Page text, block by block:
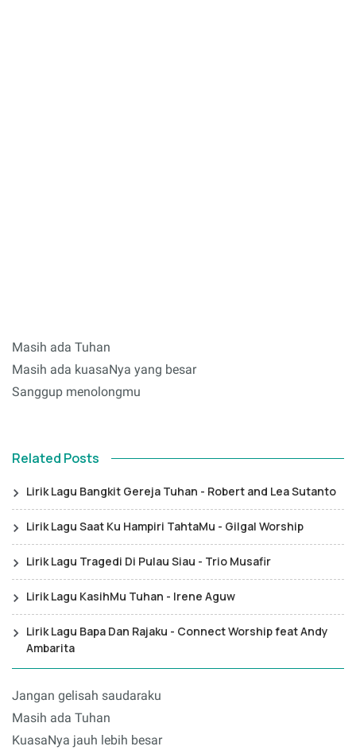
Masih ada Tuhan
Masih ada kuasaNya yang besar
Sanggup menolongmu
Related Posts
Lirik Lagu Bangkit Gereja Tuhan - Robert and Lea Sutanto
Lirik Lagu Saat Ku Hampiri TahtaMu - Gilgal Worship
Lirik Lagu Tragedi Di Pulau Siau - Trio Musafir
Lirik Lagu KasihMu Tuhan - Irene Aguw
Lirik Lagu Bapa Dan Rajaku - Connect Worship feat Andy
Ambarita
Jangan gelisah saudaraku
Masih ada Tuhan
KuasaNya jauh lebih besar